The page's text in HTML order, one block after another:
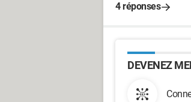
4 réponses
DEVENEZ